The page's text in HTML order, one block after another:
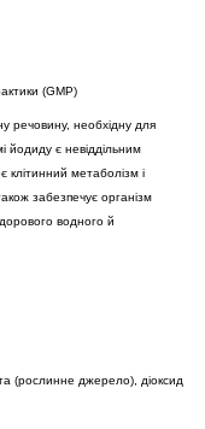
(GMP)
речовину, необхідну для
йодиду є невіддільним
клітинний метаболізм і
забезпечує організм
водного й
(рослинне джерело), діоксид